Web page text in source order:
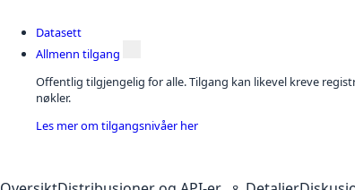
Datasett
Allmenn tilgang
Offentlig tilgjengelig for alle. Tilgang kan likevel kreve
nøkler.
Les mer om tilgangsnivåer her